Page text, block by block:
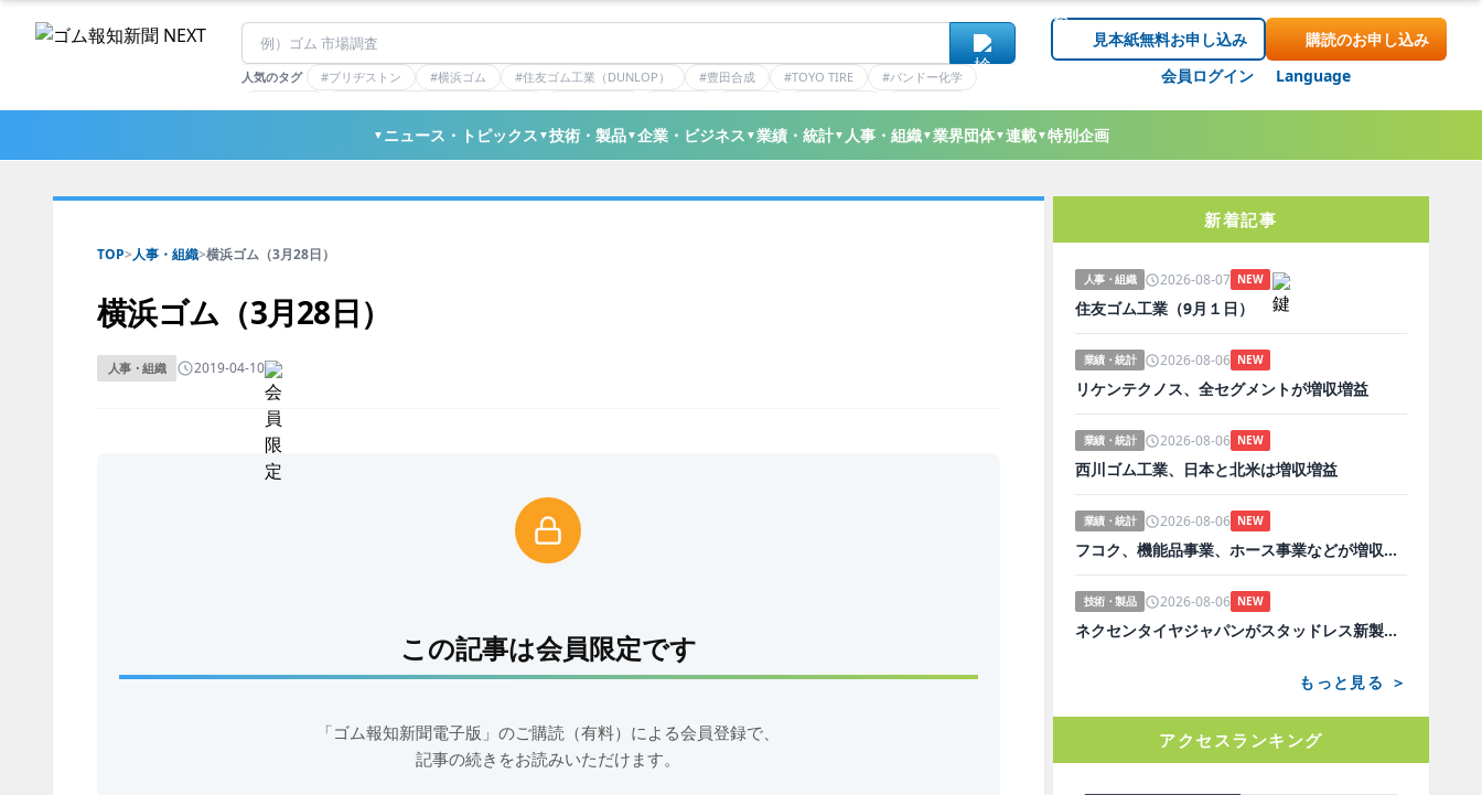
人気のタグ #ブリヂストン #横浜ゴム #住友ゴム工業（DUNLOP） #豊田合成 #TOYO TIRE
#バンドー化学
#東ソー
見本紙無料お申し込み
購読のお申し込み
会員ログイン
Language
▼ ニュース・トピックス ▼技術・製品▼企業・ビジネス ▼業績・統計▼ 人事・組織▼業界団体▼連載▼特別企画
TOP>人事・組織>横浜ゴム（3月28日）
横浜ゴム（3月28日）
人事・組織 2019-04-10
この記事は会員限定です
「ゴム報知新聞電子版」のご購読（有料）による会員登録で、
記事の続きをお読みいただけます。
新着記事
人事・組織 2026-08-07 NEW
住友ゴム工業（9月１日）
業績・統計 2026-08-06 NEW
リケンテクノス、全セグメントが増収増益
業績・統計 2026-08-06 NEW
西川ゴム工業、日本と北米は増収増益
業績・統計 2026-08-06 NEW
フコク、機能品事業、ホース事業などが増収増益
技術・製品 2026-08-06 NEW
ネクセンタイヤジャパンがスタッドレス新製品、日本市場にらみ開発
もっと見る ＞
アクセスランキング